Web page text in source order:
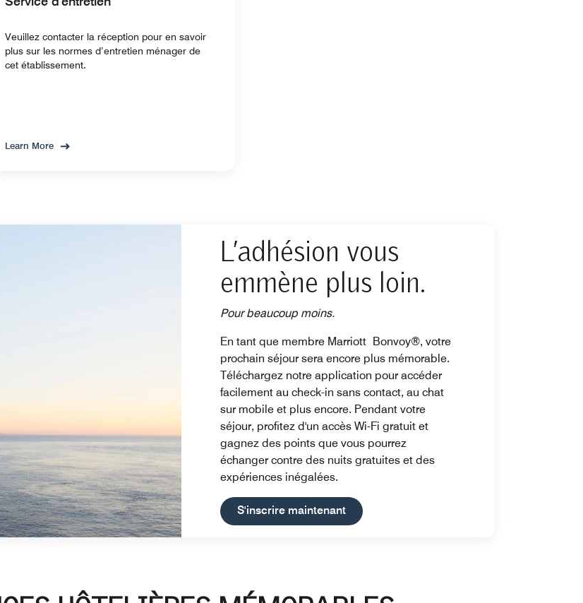
Veuillez contacter la réception pour en savoir
plus sur les normes d’entretien ménager de
cet établissement.
Learn More
L’adhésion vous
emmène plus loin.
Pour beaucoup moins.
En tant que membre Marriott Bonvoy®, votre
prochain séjour sera encore plus mémorable.
Téléchargez notre application pour accéder
facilement au check-in sans contact, au chat
sur mobile et plus encore. Pendant votre
séjour, profitez d'un accès Wi-Fi gratuit et
gagnez des points que vous pourrez
échanger contre des nuits gratuites et des
expériences inégalées.
S'inscrire maintenantOpen in New Tab